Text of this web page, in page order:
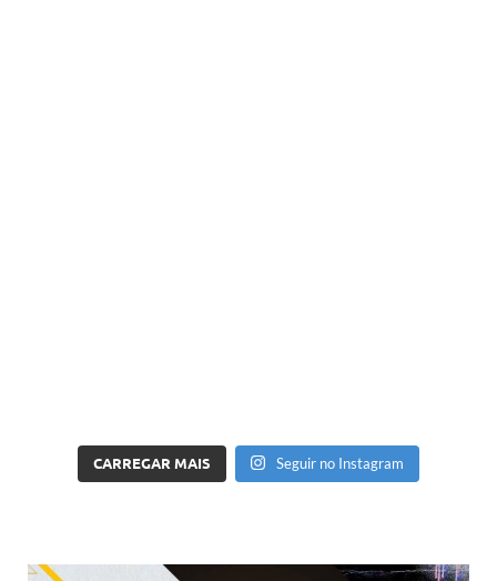
CARREGAR MAIS Seguir no Instagram